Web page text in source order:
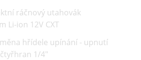
ráčnový utahovák
Li-ion 12V CXT
hřídele upínání - upnutí
1/4"